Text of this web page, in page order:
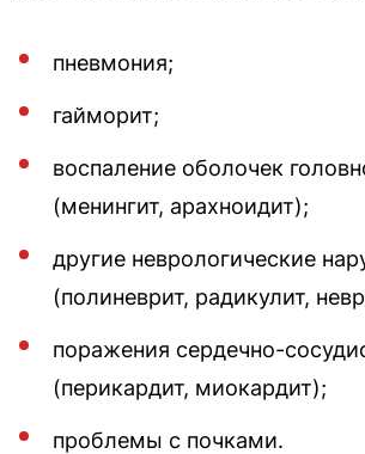
пневмония;
гайморит;
воспаление оболочек
(менингит, арахноидит);
другие неврологические
(полиневрит, радикулит,
поражения сердечно-
(перикардит, миокардит);
проблемы с почками.